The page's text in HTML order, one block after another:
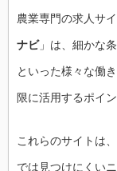
農業専門の求人サ
ナビ」は、細かな
といった様々な働
限に活用するポイ
これらのサイトは
では見つけにくい